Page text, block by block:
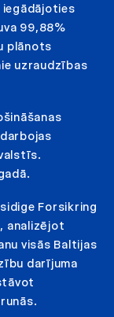
iegādājoties
99,88%
plānots
uzraudzības
Forsikring
analizējot
visās Baltijas
darījuma